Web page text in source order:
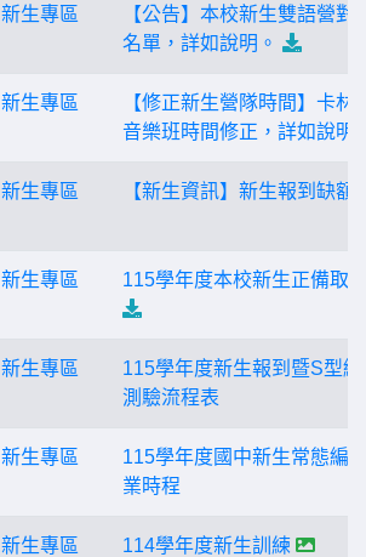
新生專區
【公告】本校新生雙語營對
名單，詳如說明。
新生專區
【修正新生營隊時間】卡林
音樂班時間修正，詳如說明!
新生專區 【新生資訊】新生報到缺額
新生專區 115學年度本校新生正備取
新生專區
115學年度新生報到暨S型編
測驗流程表
新生專區
115學年度國中新生常態編
業時程
新生專區 114學年度新生訓練